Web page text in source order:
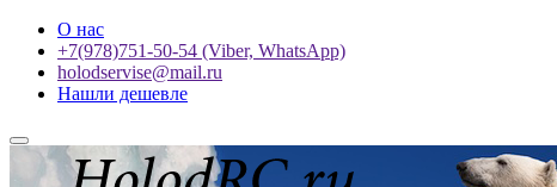
О нас
+7(978)751-50-54 (Viber, WhatsApp)
holodservise@mail.ru
Нашли дешевле